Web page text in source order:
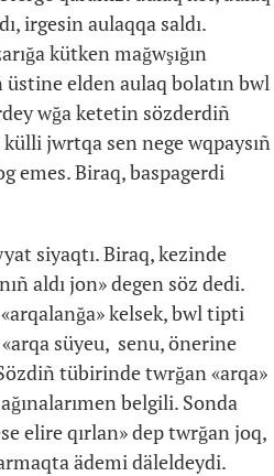
irgesin aulaqqa saldı.
kütken mağwşığın
üstine elden aulaq bolatın bwl
wğa ketetin sözderdiñ
jwrtqa sen nege wqpaysıñ
emes. Biraq, baspagerdi
siyaqtı. Biraq, kezinde
aldı jon» degen söz dedi.
kelsek, bwl tipti
süyeu, senu, önerine
tübirinde twrğan «arqa»
belgili. Sonda
elire qırlan» dep twrğan joq,
ädemi däleldeydi.